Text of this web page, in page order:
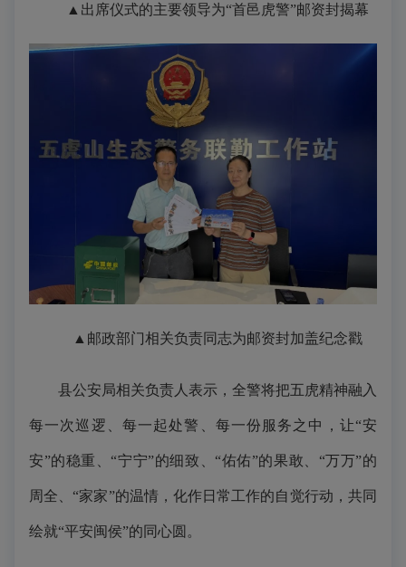
▲出席仪式的主要领导为“首邑虎警”邮资封揭幕
▲邮政部门相关负责同志为邮资封加盖纪念戳
县公安局相关负责人表示，全警将把五虎精神融入
每一次巡逻、每一起处警、每一份服务之中，让“安
安”的稳重、“宁宁”的细致、“佑佑”的果敢、“万万”的
周全、“家家”的温情，化作日常工作的自觉行动，共同
绘就“平安闽侯”的同心圆。